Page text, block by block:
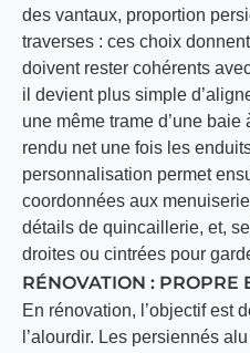
des vantaux, proportion
traverses : ces choix
doivent rester cohérents
il devient plus simple
une même trame d’une baie
rendu net une fois les
personnalisation permet
coordonnées aux
détails de quincaillerie, et,
droites ou cintrées pour
RÉNOVATION : PROPRE
En rénovation, l’objectif est
l’alourdir. Les persiennés